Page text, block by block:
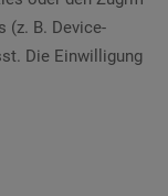
(z. B. Device-
Die Einwilligung